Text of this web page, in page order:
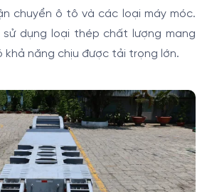
chuyển ô tô và các loại máy móc.
sử dụng loại thép chất lượng mang
khả năng chịu được tải trọng lớn.